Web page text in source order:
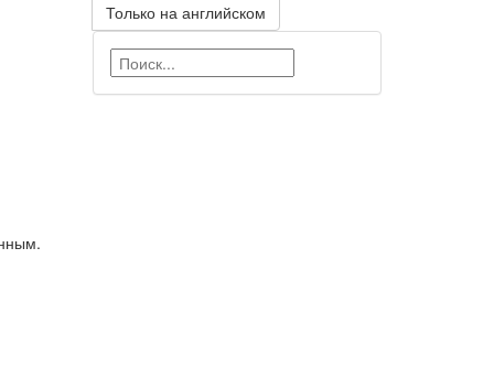
Только на английском